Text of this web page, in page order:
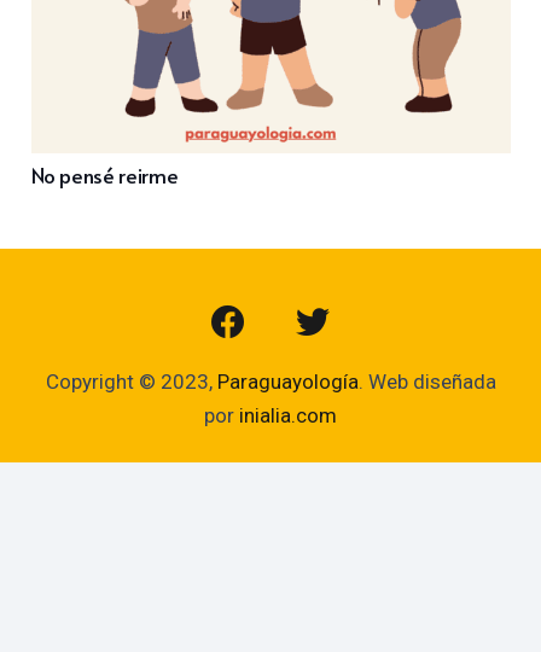
No pensé reirme
Copyright © 2023, Paraguayología. Web diseñada
por inialia.com